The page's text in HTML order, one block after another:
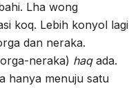
Lha wong
koq. Lebih konyol lagi
dan neraka.
neraka) haqada.
hanya menuju satu